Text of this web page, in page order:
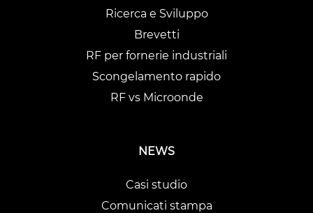
Ricerca e Sviluppo
Brevetti
RF per fornerie industriali
Scongelamento rapido
RF vs Microonde
NEWS
Casi studio
Comunicati stampa